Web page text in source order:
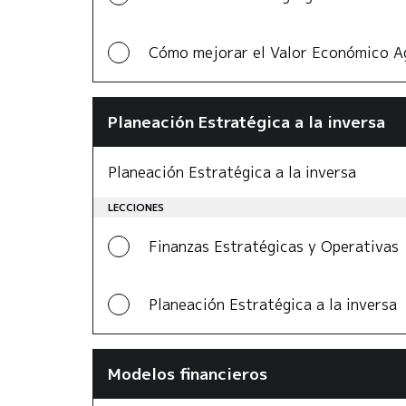
Cómo mejorar el Valor Económico
Planeación Estratégica a la inversa
Planeación Estratégica a la inversa
LECCIONES
Finanzas Estratégicas y Operativas
Planeación Estratégica a la inversa
Modelos financieros